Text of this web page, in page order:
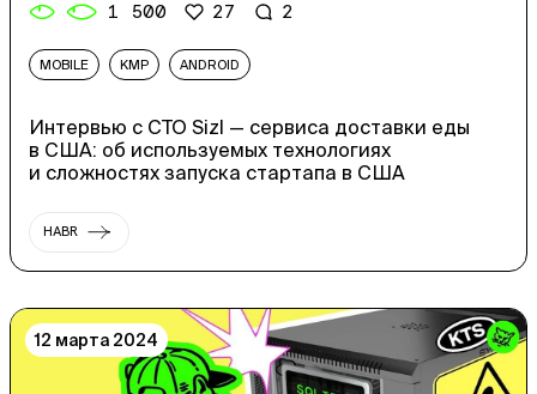
1 500 27 2
MOBILE KMP ANDROID
Интервью с CTO Sizl — сервиса доставки еды
в США: об используемых технологиях
и сложностях запуска стартапа в США
HABR
12 марта 2024